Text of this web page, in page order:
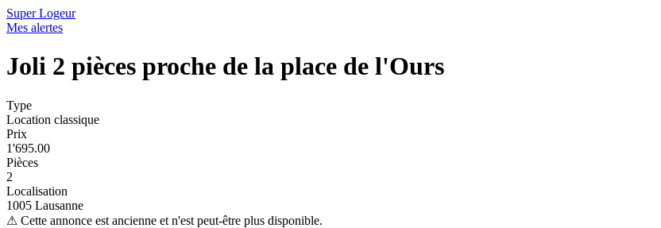
Super Logeur
Mes alertes
Joli 2 pièces proche de la place de l'Ours
Type
Location classique
Prix
1'695.00
Pièces
2
Localisation
1005 Lausanne
⚠ Cette annonce est ancienne et n'est peut-être plus disponible.